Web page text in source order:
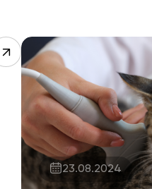
23.08.2024